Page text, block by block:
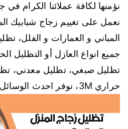
نؤمنها لكافة عملائنا الكرام
نعمل على تغييم زجاج شبابيك
المباني و العمارات و الفلل،
جميع انواع العازل أو التظليل
تظليل صبغي، تظليل معدني،
حراري 3M، نوفر احدث الوسائل و الأجهزة…